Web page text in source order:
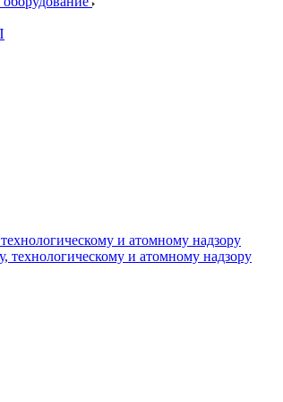
и атомному надзору
технологическому и атомному надзору